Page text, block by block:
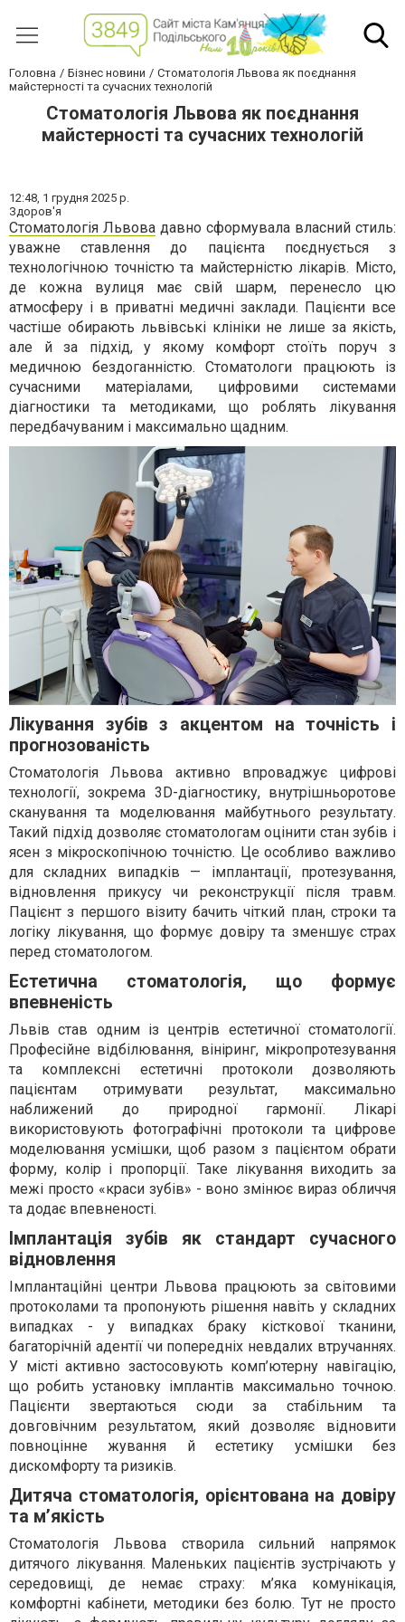
Головна Бізнес новини
Стоматологія Львова як поєднання
майстерності та сучасних технологій
Стоматологія Львова як поєднання
майстерності та сучасних технологій
12:48, 1 грудня 2025 р.
Здоров'я
Стоматологія Львова давно сформувала власний стиль:
уважне ставлення до пацієнта поєднується з
технологічною точністю та майстерністю лікарів. Місто,
де кожна вулиця має свій шарм, перенесло цю
атмосферу і в приватні медичні заклади. Пацієнти все
частіше обирають львівські клініки не лише за якість,
але й за підхід, у якому комфорт стоїть поруч з
медичною бездоганністю. Стоматологи працюють із
сучасними матеріалами, цифровими системами
діагностики та методиками, що роблять лікування
передбачуваним і максимально щадним.
Лікування зубів з акцентом на точність і
прогнозованість
Стоматологія Львова активно впроваджує цифрові
технології, зокрема 3D-діагностику, внутрішньоротове
сканування та моделювання майбутнього результату.
Такий підхід дозволяє стоматологам оцінити стан зубів і
ясен з мікроскопічною точністю. Це особливо важливо
для складних випадків — імплантації, протезування,
відновлення прикусу чи реконструкції після травм.
Пацієнт з першого візиту бачить чіткий план, строки та
логіку лікування, що формує довіру та зменшує страх
перед стоматологом.
Естетична стоматологія, що формує
впевненість
Львів став одним із центрів естетичної стоматології.
Професійне відбілювання, вініринг, мікропротезування
та комплексні естетичні протоколи дозволяють
пацієнтам отримувати результат, максимально
наближений до природної гармонії. Лікарі
використовують фотографічні протоколи та цифрове
моделювання усмішки, щоб разом з пацієнтом обрати
форму, колір і пропорції. Таке лікування виходить за
межі просто «краси зубів» - воно змінює вираз обличчя
та додає впевненості.
Імплантація зубів як стандарт сучасного
відновлення
Імплантаційні центри Львова працюють за світовими
протоколами та пропонують рішення навіть у складних
випадках - у випадках браку кісткової тканини,
багаторічній адентії чи попередніх невдалих втручаннях.
У місті активно застосовують комп’ютерну навігацію,
що робить установку імплантів максимально точною.
Пацієнти звертаються сюди за стабільним та
довговічним результатом, який дозволяє відновити
повноцінне жування й естетику усмішки без
дискомфорту та ризиків.
Дитяча стоматологія, орієнтована на довіру
та м’якість
Стоматологія Львова створила сильний напрямок
дитячого лікування. Маленьких пацієнтів зустрічають у
середовищі, де немає страху: м’яка комунікація,
комфортні кабінети, методики без болю. Тут не просто